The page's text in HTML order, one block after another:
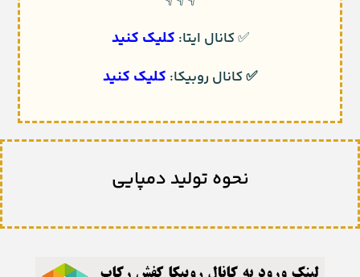
✅کانال ایتا: کلیک کنید
✅کانال روبیکا: کلیک کنید
نحوه تولید دمپایی